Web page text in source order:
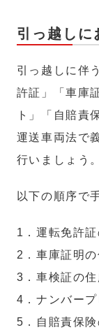
引っ越しに
引っ越しに伴
許証」「車庫
ト」「自賠責
運送車両法で
行いましょう。
以下の順序で
1．運転免許
2．車庫証明
3．車検証の住
4．ナンバー
5．自賠責保